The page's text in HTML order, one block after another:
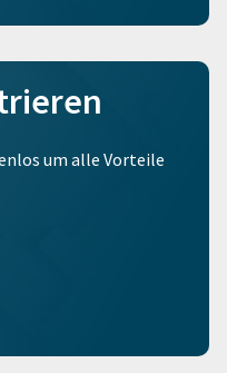
um alle Vorteile